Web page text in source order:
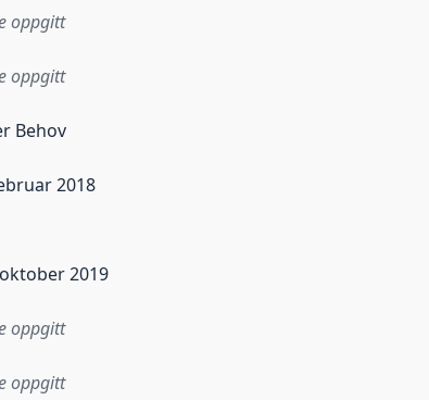
oppgitt
oppgitt
Behov
i dette datasettet først blei utgitt. Det kan ha
2018
2019
oppgitt
oppgitt